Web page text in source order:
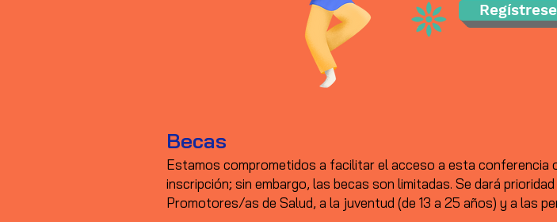
Regístrese
Becas
Estamos comprometidos a facilitar el acceso a esta
inscripción; sin embargo, las becas son limitadas. Se dará
Promotores/as de Salud, a la juventud (de 13 a 25 años) y a las